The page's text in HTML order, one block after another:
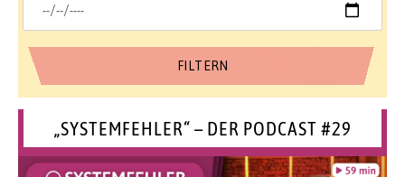
„SYSTEMFEHLER“ – DER PODCAST #29